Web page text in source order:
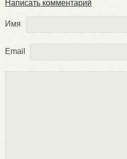
Написать комментарий
Имя
Email